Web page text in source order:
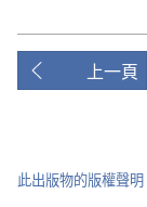
上一頁
此出版物的版權聲明